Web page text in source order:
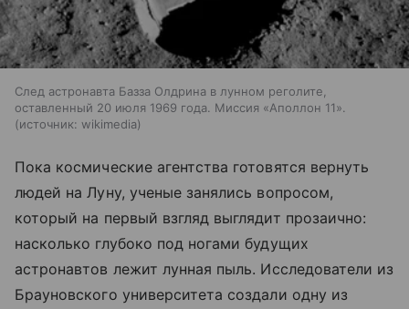
След астронавта Базза Олдрина в лунном реголите,
оставленный 20 июля 1969 года. Миссия «Аполлон 11».
источник: wikimedia
Пока космические агентства готовятся вернуть
людей на Луну, ученые занялись вопросом,
который на первый взгляд выглядит прозаично:
насколько глубоко под ногами будущих
астронавтов лежит лунная пыль. Исследователи из
Брауновского университета создали одну из